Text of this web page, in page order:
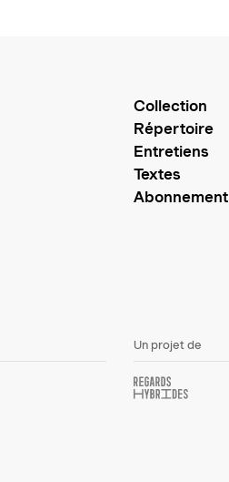
Collection
Répertoire
Entretiens
Textes
Abonnement
Un projet de